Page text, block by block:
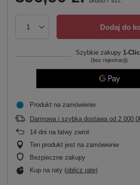
Dodaj do
Szybkie zakupy 1-
(bez rejestracji)
Produkt na zamówienie
Darmowa i szybka dostawa od 2
14 dni na łatwy zwrot
Ten produkt jest na zamówienie
Bezpieczne zakupy
Kup na raty (oblicz ratę)